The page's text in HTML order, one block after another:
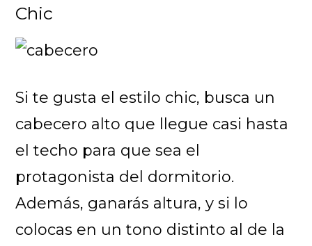
Chic
Si te gusta el estilo chic, busca un
cabecero alto que llegue casi hasta
el techo para que sea el
protagonista del dormitorio.
Además, ganarás altura, y si lo
colocas en un tono distinto al de la